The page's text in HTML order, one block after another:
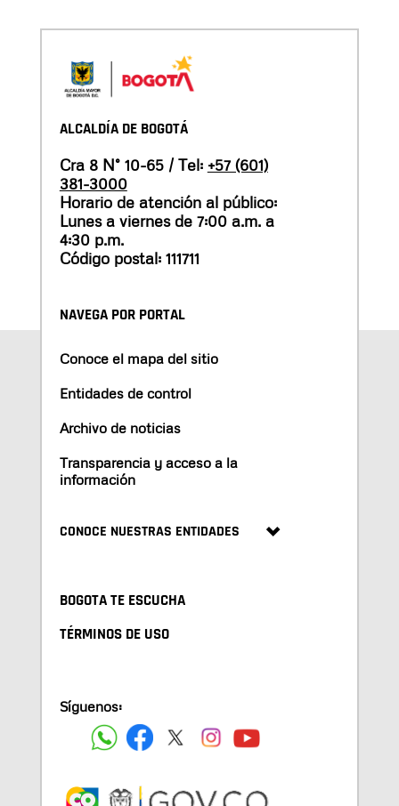
ALCALDÍA DE BOGOTÁ
Cra 8 N° 10-65 / Tel: +57 (601)
381-3000
Horario de atención al público:
Lunes a viernes de 7:00 a.m. a
4:30 p.m.
Código postal: 111711
NAVEGA POR PORTAL
Conoce el mapa del sitio
Entidades de control
Archivo de noticias
Transparencia y acceso a la
información
CONOCE NUESTRAS ENTIDADES
BOGOTA TE ESCUCHA
TÉRMINOS DE USO
Síguenos: